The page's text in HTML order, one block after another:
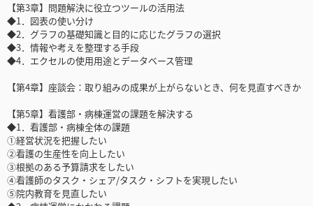
【第3章】問題解決に役立つツールの活用法
◆1．図表の使い分け
◆2．グラフの基礎知識と目的に応じたグラフの選択
◆3．情報や考えを整理する手段
◆4．エクセルの使用用途とデータベース管理
【第4章】座談会：取り組みの成果が上がらないとき、何を見直すべきか
【第5章】看護部・病棟運営の課題を解決する
◆1．看護部・病棟全体の課題
①経営状況を把握したい
②看護の生産性を向上したい
③根拠のある予算請求をしたい
④看護師のタスク・シェア/タスク・シフトを実現したい
⑤院内教育を見直したい